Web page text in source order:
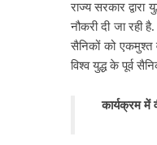
राज्य सरकार
नौकरी दी जा रही
सैनिकों को एकमुश्त
विश्व युद्ध के पूर्व
कार्यक्रम में